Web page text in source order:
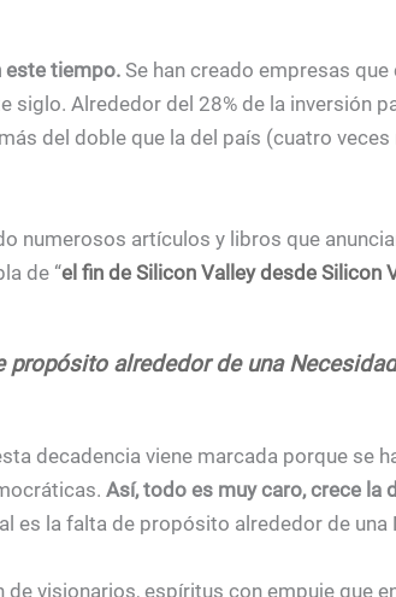
este tiempo. Se han creado empresas
siglo. Alrededor del 28% de la inversión
del doble que la del país (cuatro
numerosos artículos y libros que
de “el fin de Silicon Valley desde Silicon
alrededor de una
decadencia viene marcada porque se
Así, todo es muy caro, crece la
es la falta de propósito alrededor de una
visionarios, espíritus con empuje que